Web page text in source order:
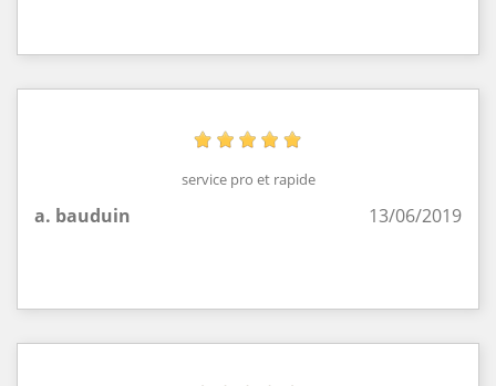
service pro et rapide
a. bauduin 13/06/2019